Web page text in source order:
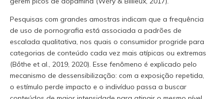
Pesquisas com grandes amostras indicam que a frequência
de uso de pornografia está associada a padrões de
escalada qualitativa, nos quais o consumidor progride para
categorias de conteúdo cada vez mais atípicas ou extremas
(Bőthe et al., 2019, 2020). Esse fenômeno é explicado pelo
mecanismo de dessensibilização: com a exposição repetida,
o estímulo perde impacto e o indivíduo passa a buscar